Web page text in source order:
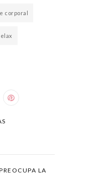
corporal
LA